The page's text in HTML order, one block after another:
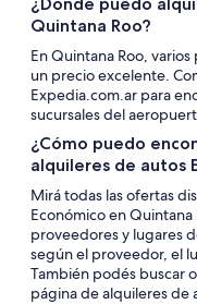
Quintana Roo?
En Quintana Roo,
un precio excelente.
Expedia.com.ar para
sucursales del
¿Cómo puedo
alquileres de autos
Mirá todas las ofertas
Económico en
proveedores y lugares
según el proveedor, el
También podés buscar
página de alquileres de